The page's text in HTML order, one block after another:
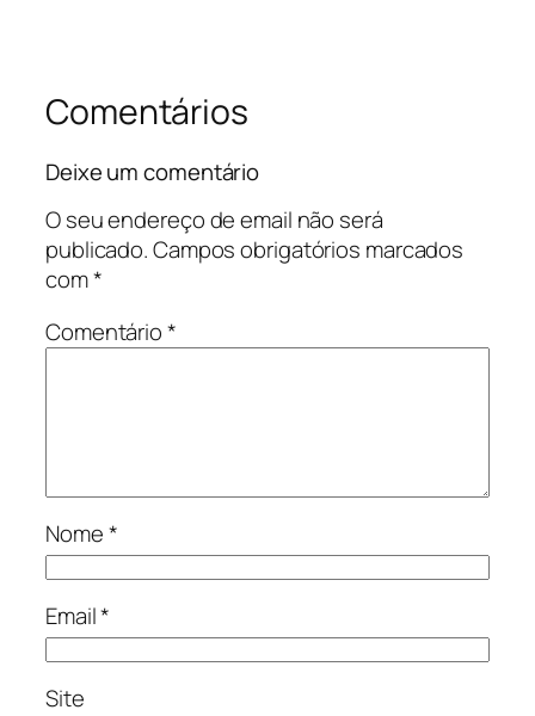
Comentários
Deixe um comentário
O seu endereço de email não será
publicado.Campos obrigatórios marcados
com*
Comentário*
Nome*
Email*
Site